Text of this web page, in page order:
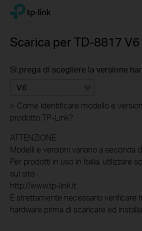
Click
navigation
TP-Link, Reliably Smart
Scarica perTD-8817 V6
Si prega di scegliere la versione
V6
> Come identificare modello e
prodotto TP-Link?
ATTENZIONE
Modelli e versioni variano a seconda
Per prodotti in uso in Italia, utilizzare
sul sito
http://www.tp-link.it .
È strettamente necessario verificare
hardware prima di scaricare ed